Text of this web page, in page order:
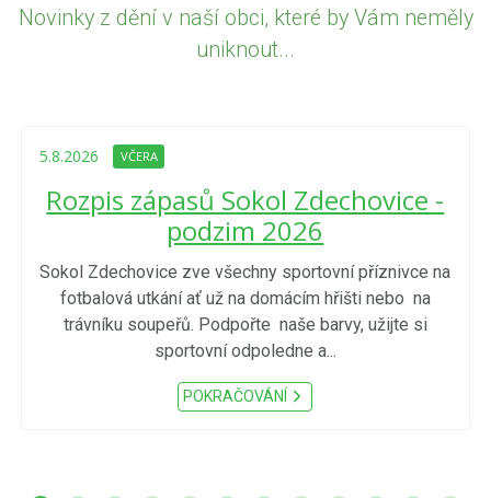
Novinky z dění v naší obci, které by Vám neměly
uniknout...
5.8.2026 VČERA
Rozpis zápasů Sokol Zdechovice -
podzim 2026
Sokol Zdechovice zve všechny sportovní příznivce na
fotbalová utkání ať už na domácím hřišti nebo na
trávníku soupeřů. Podpořte naše barvy, užijte si
sportovní odpoledne a...
POKRAČOVÁNÍ